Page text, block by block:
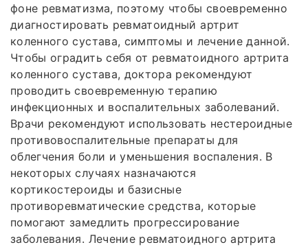
фоне ревматизма, поэтому чтобы своевременно
диагностировать ревматоидный артрит
коленного сустава, симптомы и лечение данной.
Чтобы оградить себя от ревматоидного артрита
коленного сустава, доктора рекомендуют
проводить своевременную терапию
инфекционных и воспалительных заболеваний.
Врачи рекомендуют использовать нестероидные
противовоспалительные препараты для
облегчения боли и уменьшения воспаления. В
некоторых случаях назначаются
кортикостероиды и базисные
противоревматические средства, которые
помогают замедлить прогрессирование
заболевания. Лечение ревматоидного артрита